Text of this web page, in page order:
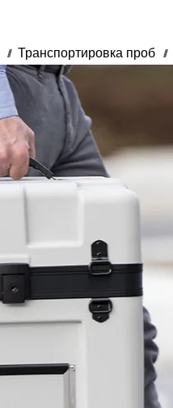
/// Транспортировка проб ///